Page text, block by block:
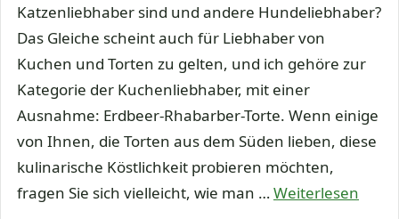
Katzenliebhaber sind und andere Hundeliebhaber?
Das Gleiche scheint auch für Liebhaber von
Kuchen und Torten zu gelten, und ich gehöre zur
Kategorie der Kuchenliebhaber, mit einer
Ausnahme: Erdbeer-Rhabarber-Torte. Wenn einige
von Ihnen, die Torten aus dem Süden lieben, diese
kulinarische Köstlichkeit probieren möchten,
fragen Sie sich vielleicht, wie man …Weiterlesen